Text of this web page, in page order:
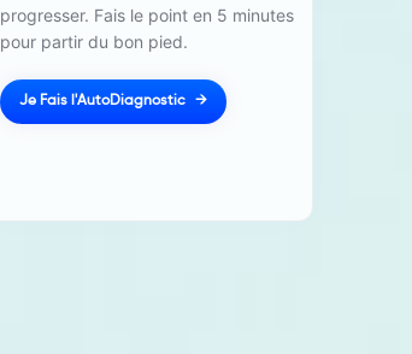
progresser. Fais le point en 5 minutes
pour partir du bon pied.
Je Fais l'AutoDiagnostic